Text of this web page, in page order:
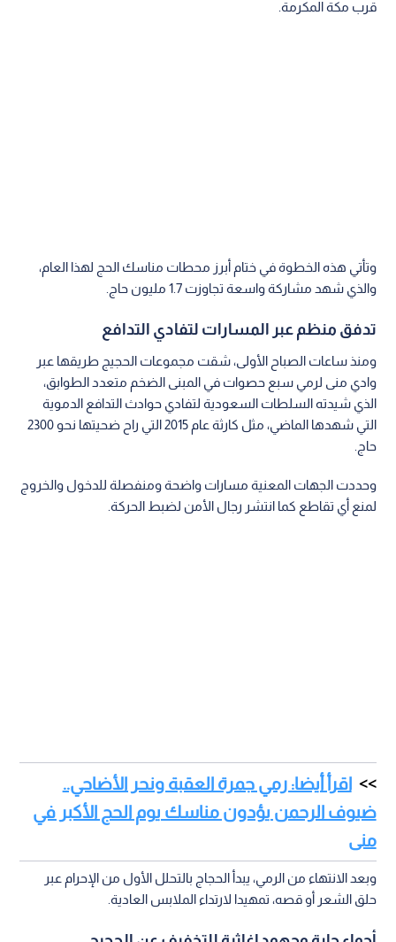
قرب مكة المكرمة.
وتأتي هذه الخطوة في ختام أبرز محطات مناسك الحج لهذا العام،
والذي شهد مشاركة واسعة تجاوزت 1.7 مليون حاج.
تدفق منظم عبر المسارات لتفادي التدافع
ومنذ ساعات الصباح الأولى، شقت مجموعات الحجيج طريقها عبر
وادي منى لرمي سبع حصوات في المبنى الضخم متعدد الطوابق،
الذي شيدته السلطات السعودية لتفادي حوادث التدافع الدموية
التي شهدها الماضي، مثل كارثة عام 2015 التي راح ضحيتها نحو 2300
حاج.
وحددت الجهات المعنية مسارات واضحة ومنفصلة للدخول والخروج
لمنع أي تقاطع كما انتشر رجال الأمن لضبط الحركة.
اقرأ أيضا: رمي جمرة العقبة ونحر الأضاحي..
ضيوف الرحمن يؤدون مناسك يوم الحج الأكبر في
منى
وبعد الانتهاء من الرمي، يبدأ الحجاج بالتحلل الأول من الإحرام عبر
حلق الشعر أو قصه، تمهيدا لارتداء الملابس العادية.